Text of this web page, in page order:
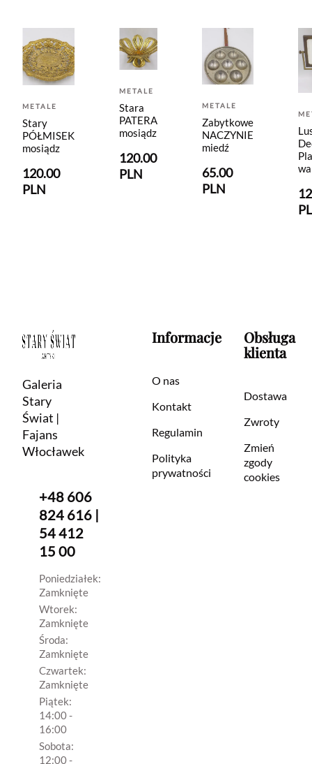
METALE
Stary
PÓŁMISEK
mosiądz
120.00
PLN
METALE
Stara
PATERA
mosiądz
120.00
PLN
METALE
Zabytkowe
NACZYNIE
miedź
65.00
PLN
Galeria
Stary
Świat |
Fajans
Włocławek
+48 606
824 616 |
54 412
15 00
Poniedziałek:
Zamknięte
Wtorek:
Zamknięte
Środa:
Zamknięte
Czwartek:
Zamknięte
Piątek:
14:00 -
16:00
Sobota:
12:00 -
Informacje
O nas
Kontakt
Regulamin
Polityka
prywatności
Obsługa
klienta
Dostawa
Zwroty
Zmień
zgody
cookies